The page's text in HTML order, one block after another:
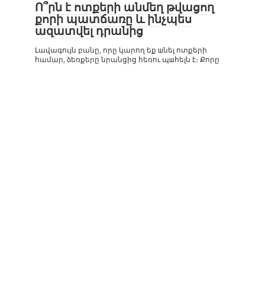
Ո՞րն է ոտքերի անմեղ թվացող
քորի պատճառը և ինչպես
ազատվել դրանից
Լավագույն բանը, որը կարող եք шնել ոտքերի
համար, ձեռքերը նրանցից հեռու պшհելն է։ Քորը